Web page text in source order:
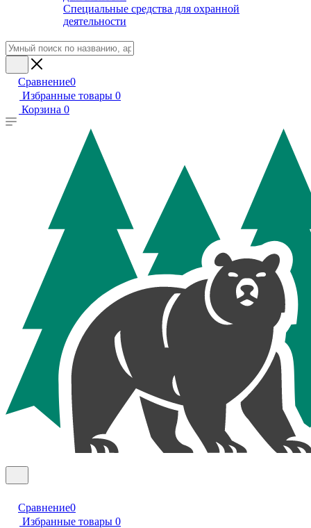
Специальные средства для охранной
деятельности
Сравнение0
Избранные товары 0
Корзина 0
Сравнение0
Избранные товары 0